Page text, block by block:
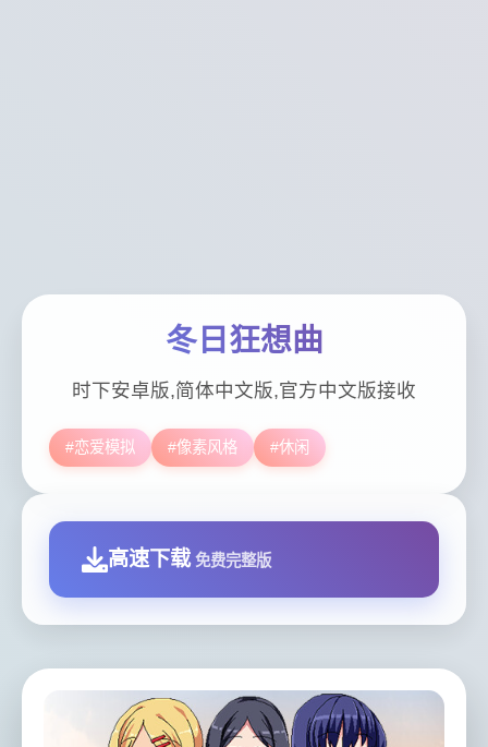
冬日狂想曲
时下安卓版,简体中文版,官方中文版接收
#恋爱模拟 #像素风格 #休闲
高速下载 免费完整版